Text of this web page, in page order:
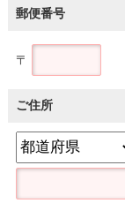
郵便番号
〒
ご住所